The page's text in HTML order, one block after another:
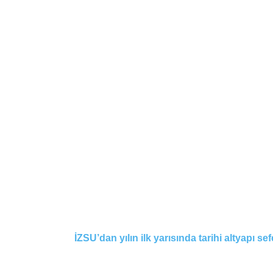
İZSU’dan yılın ilk yarısında tarihi altyapı